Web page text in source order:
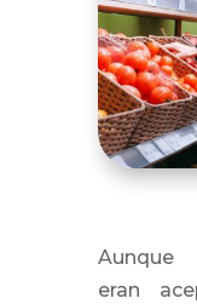
Aunque
eran